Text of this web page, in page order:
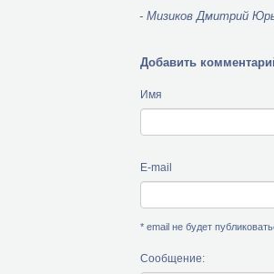
- Мизиков Дмитрий
Добавить
Имя
E-mail
* email не будет
Сообщение: